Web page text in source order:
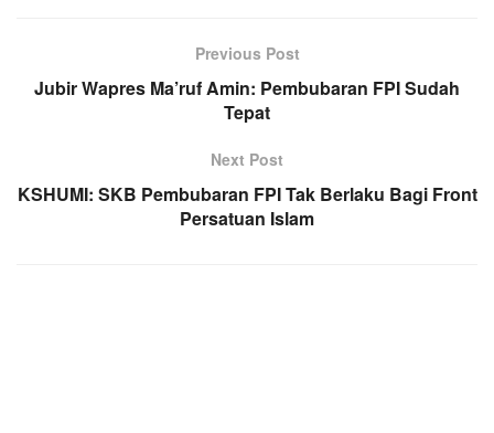
Previous Post
Jubir Wapres Ma’ruf Amin: Pembubaran FPI Sudah
Tepat
Next Post
KSHUMI: SKB Pembubaran FPI Tak Berlaku Bagi Front
Persatuan Islam